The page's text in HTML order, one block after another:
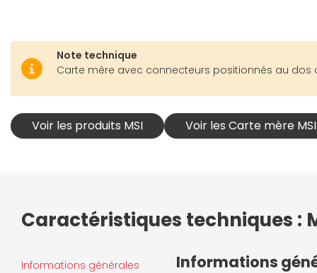
Note technique
Carte mère avec connecteurs positionnés au
Voir les produits MSI Voir les Carte mère MSI
Caractéristiques techniques :
Informations générales
Informations